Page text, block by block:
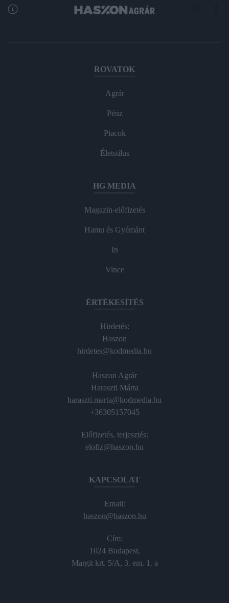
ROVATOK
Agrár
Pénz
Piacok
Életstílus
HG MEDIA
Magazin-előfizetés
Hamu és Gyémánt
In
Vince
ÉRTÉKESÍTÉS
Hirdetés:
Haszon
hirdetes@kodmedia.hu
Haszon Agrár
Haraszti Márta
haraszti.marta@kodmedia.hu
+36305157045
Előfizetés, terjesztés:
elofiz@haszon.hu
KAPCSOLAT
Email:
haszon@haszon.hu
Cím:
1024 Budapest,
Margit krt. 5/A, 3. em. 1. a